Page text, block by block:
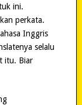
ini.
perkata.
Inggris
selalu
itu. Biar